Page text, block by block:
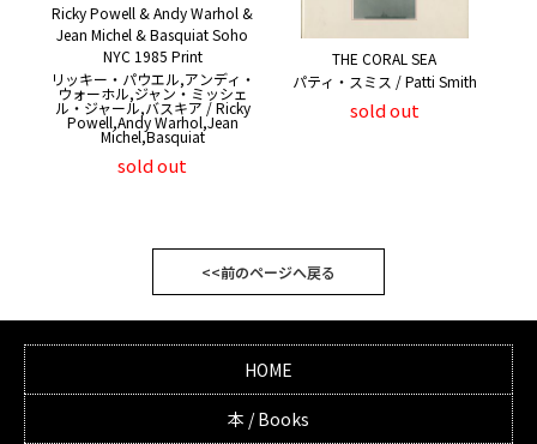
Ricky Powell & Andy Warhol &
Jean Michel & Basquiat Soho
NYC 1985 Print
リッキー・パウエル,アンディ・
ウォーホル,ジャン・ミッシェ
ル・ジャール,バスキア / Ricky
Powell,Andy Warhol,Jean
Michel,Basquiat
sold out
THE CORAL SEA
パティ・スミス / Patti Smith
sold out
<<前のページへ戻る
HOME
本 / Books